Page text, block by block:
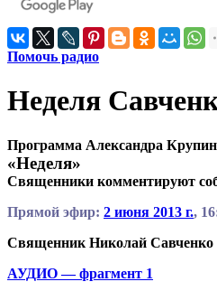
Помочь радио
Неделя
Программа Александра
«Неделя»
Священники комментируют
Прямой эфир: 2 июня 2013 г.,
Священник Николай Савченко
АУДИО — фрагмент 1